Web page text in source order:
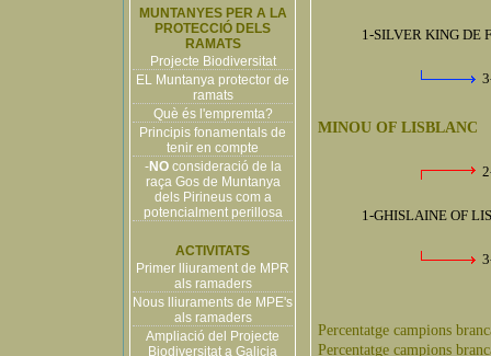
MUNTANYES PER A LA
PROTECCIÓ DELS
RAMATS
Projecte Biodiversitat
EL Muntanya protector de
ramats
Què és l'empremta?
Principis fonamentals de
tenir en compte
-NOconsideració de la
raça Gos de Muntanya
dels Pirineus com a
potencialment perillosa
ACTIVITATS
Primer lliurament de MPR
als ramaders
Nous lliuraments de MPE's
als ramaders
Ampliació del Projecte
Biodiversitat a Galicia
1-SILVER KING DE
MINOU OF LISBLANC
1-GHISLAINE OF
Percentatge campions
Percentatge campions